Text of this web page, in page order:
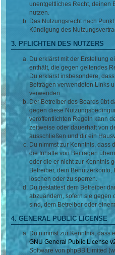
unentgeltliches Recht, deinen
nutzen.
Das Nutzungsrecht nach
Kündigung des
3. PFLICHTEN DES NUTZERS
Du erklärst mit der Erstellung
enthält, die gegen geltendes
Du erklärst insbesondere,
Beiträgen verwendeten Links
verwenden.
Der Betreiber des Boards übt
gegen diese
veröffentlichten Regeln kann
zeitweise oder dauerhaft von
ausschließen und dir ein
Du nimmst zur Kenntnis, dass
die Inhalte von Beiträgen
oder die er nicht zur Kenntnis
Betreiber, dein
löschen oder zu sperren.
Du gestattest dem Betreiber
abzuändern, sofern sie gegen
sind, dem Betreiber oder
4. GENERAL PUBLIC LICENSE
Du nimmst zur Kenntnis, dass
GNU General Public License
Software von phpBB Limited